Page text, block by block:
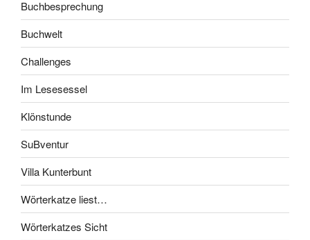
Buchbesprechung
Buchwelt
Challenges
Im Lesesessel
Klönstunde
SuBventur
Villa Kunterbunt
Wörterkatze liest…
Wörterkatzes Sicht